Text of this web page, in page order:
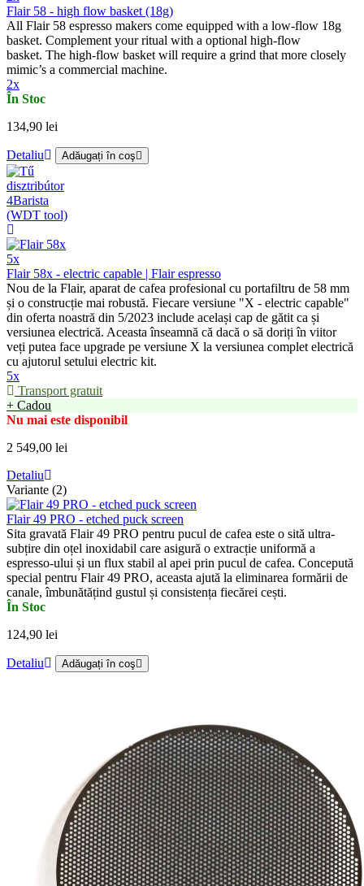
Flair 58 - high flow basket (18g)
All Flair 58 espresso makers come equipped with a low-flow 18g
basket. Complement your ritual with a optional high-flow
basket. The high-flow basket will require a grind that more closely
mimic’s a commercial machine.
2x
În Stoc
134,90 lei
Detaliu Adăugați în coş
5x
Flair 58x - electric capable | Flair espresso
Nou de la Flair, aparat de cafea profesional cu portafiltru de 58 mm
și o construcție mai robustă. Fiecare versiune "X - electric capable"
din oferta noastră din 5/2023 include același cap de gătit ca și
versiunea electrică. Aceasta înseamnă că dacă o să doriți în viitor
veți putea face upgrade pe versiune X la versiunea complet electrică
cu ajutorul setului electric kit.
5x
Transport gratuit
+ Cadou
Nu mai este disponibil
2 549,00 lei
Detaliu
Variante (2)
Flair 49 PRO - etched puck screen
Sita gravată Flair 49 PRO pentru pucul de cafea este o sită ultra-
subțire din oțel inoxidabil care asigură o extracție uniformă a
espresso-ului și un flux stabil al apei prin pucul de cafea. Concepută
special pentru Flair 49 PRO, aceasta ajută la eliminarea formării de
canale, îmbunătățind gustul și consistența fiecărei cești.
În Stoc
124,90 lei
Detaliu Adăugați în coş